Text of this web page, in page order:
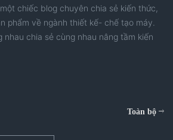
chiếc blog chuyên chia sẻ kiến thức,
phẩm về ngành thiết kế- chế tạo máy.
nhau chia sẻ cùng nhau nâng tầm kiến
Toàn bộ